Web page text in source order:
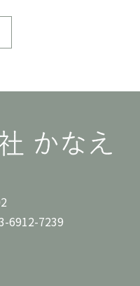
6912-7239